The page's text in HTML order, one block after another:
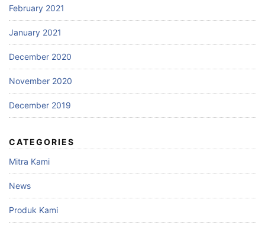
February 2021
January 2021
December 2020
November 2020
December 2019
CATEGORIES
Mitra Kami
News
Produk Kami